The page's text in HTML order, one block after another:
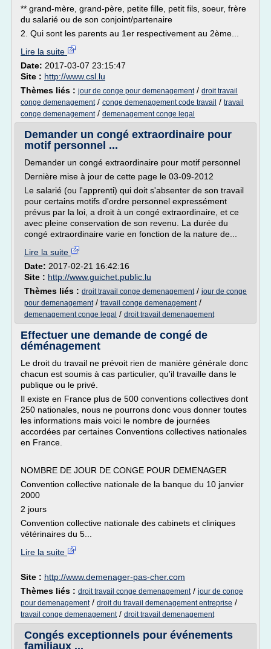
** grand-mère, grand-père, petite fille, petit fils, soeur, frère
du salarié ou de son conjoint/partenaire
2. Qui sont les parents au 1er respectivement au 2ème...
Lire la suite
Date: 2017-03-07 23:15:47
Site : http://www.csl.lu
Thèmes liés : jour de conge pour demenagement/ droit travail
conge demenagement/ conge demenagement code travail / travail
conge demenagement/ demenagement conge legal
Demander un congé extraordinaire pour
motif personnel ...
Demander un congé extraordinaire pour motif personnel
Dernière mise à jour de cette page le 03-09-2012
Le salarié (ou l'apprenti) qui doit s'absenter de son travail
pour certains motifs d'ordre personnel expressément
prévus par la loi, a droit à un congé extraordinaire, et ce
avec pleine conservation de son revenu. La durée du
congé extraordinaire varie en fonction de la nature de...
Lire la suite
Date: 2017-02-21 16:42:16
Site : http://www.guichet.public.lu
Thèmes liés : droit travail conge demenagement/ jour de conge
pour demenagement/ travail conge demenagement/
demenagement conge legal / droit travail demenagement
Effectuer une demande de congé de
déménagement
Le droit du travail ne prévoit rien de manière générale donc
chacun est soumis à cas particulier, qu'il travaille dans le
publique ou le privé.
Il existe en France plus de 500 conventions collectives dont
250 nationales, nous ne pourrons donc vous donner toutes
les informations mais voici le nombre de journées
accordées par certaines Conventions collectives nationales
en France.
NOMBRE DE JOUR DE CONGE POUR DEMENAGER
Convention collective nationale de la banque du 10 janvier
2000
2 jours
Convention collective nationale des cabinets et cliniques
vétérinaires du 5...
Lire la suite
Site : http://www.demenager-pas-cher.com
Thèmes liés : droit travail conge demenagement/ jour de conge
pour demenagement/ droit du travail demenagement entreprise /
travail conge demenagement/ droit travail demenagement
Congés exceptionnels pour événements
familiaux ...